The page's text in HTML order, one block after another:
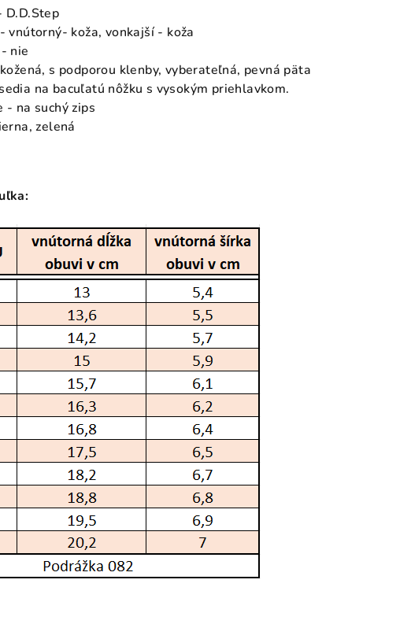
D.D.Step
vnútorný- koža, vonkajší - koža
nie
s podporou klenby, vyberateľná, pevná päta
na bacuľatú nôžku s vysokým priehlavkom.
- na suchý zips
zelená